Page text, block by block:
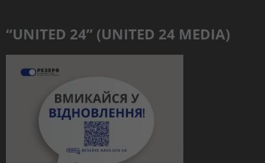
“UNITED 24” (UNITED 24 MEDIA)